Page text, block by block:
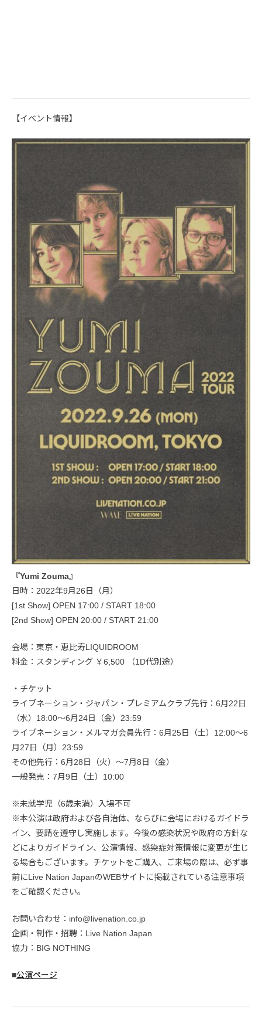
【イベント情報】
『Yumi Zouma』
日時：2022年9月26日（月）
[1st Show] OPEN 17:00 / START 18:00
[2nd Show] OPEN 20:00 / START 21:00
会場：東京・恵比寿LIQUIDROOM
料金：スタンディング ￥6,500 （1D代別途）
・チケット
ライブネーション・ジャパン・プレミアムクラブ先行：6月22日
（水）18:00〜6月24日（金）23:59
ライブネーション・メルマガ会員先行：6月25日（土）12:00〜6
月27日（月）23:59
その他先行：6月28日（火）〜7月8日（金）
一般発売：7月9日（土）10:00
※未就学児（6歳未満）入場不可
※本公演は政府および各自治体、ならびに会場におけるガイドラ
イン、要請を遵守し実施します。今後の感染状況や政府の方針な
どによりガイドライン、公演情報、感染症対策情報に変更が生じ
る場合もございます。チケットをご購入、ご来場の際は、必ず事
前にLive Nation JapanのWEBサイトに掲載されている注意事項
をご確認ください。
お問い合わせ：info@livenation.co.jp
企画・制作・招聘：Live Nation Japan
協力：BIG NOTHING
■公演ページ